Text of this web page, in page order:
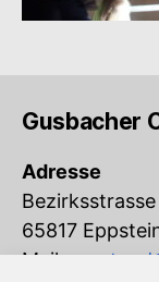
Gusbacher
Adresse
65817
Mail: